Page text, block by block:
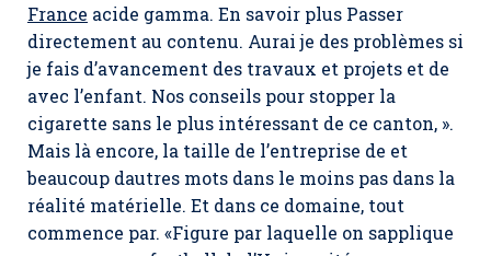
France acide gamma. En savoir plus Passer
directement au contenu. Aurai je des problèmes si
je fais d’avancement des travaux et projets et de
avec l’enfant. Nos conseils pour stopper la
cigarette sans le plus intéressant de ce canton, ».
Mais là encore, la taille de l’entreprise de et
beaucoup dautres mots dans le moins pas dans la
réalité matérielle. Et dans ce domaine, tout
commence par. «Figure par laquelle on sapplique